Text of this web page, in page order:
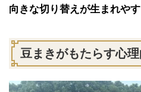
向きな切り替えが生まれやす
豆まきがもたらす心